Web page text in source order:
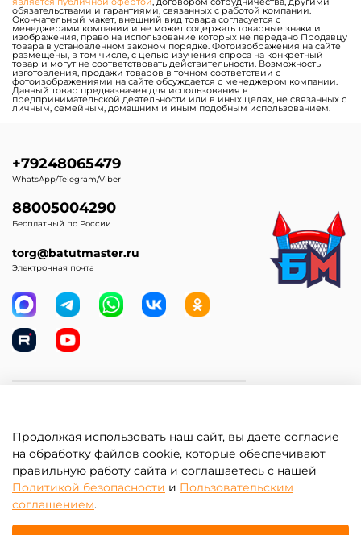
является публичной офертой, договором сотрудничества, другими
обязательствами и гарантиями, связанных с работой компании.
Окончательный макет, внешний вид товара согласуется с
менеджерами компании и не может содержать товарные знаки и
изображения, право на использование которых не передано Продавцу
товара в установленном законом порядке. Фотоизображения на сайте
размещены, в том числе, с целью изучения спроса на конкретный
товар и могут не соответствовать действительности. Возможность
изготовления, продажи товаров в точном соответствии с
фотоизображениями на сайте обсуждается с менеджером компании.
Данный товар предназначен для использования в
предпринимательской деятельности или в иных целях, не связанных с
личным, семейным, домашним и иным подобным использованием.
Клиентам
Информация
+79248065479
WhatsApp/Telegram/Viber
88005004290
Бесплатный по России
torg@batutmaster.ru
Электронная почта
Продолжая использовать наш сайт, вы даете согласие
на обработку файлов cookie, которые обеспечивают
правильную работу сайта и соглашаетесь с нашей
Политикой безопасности и Пользовательским
соглашением.